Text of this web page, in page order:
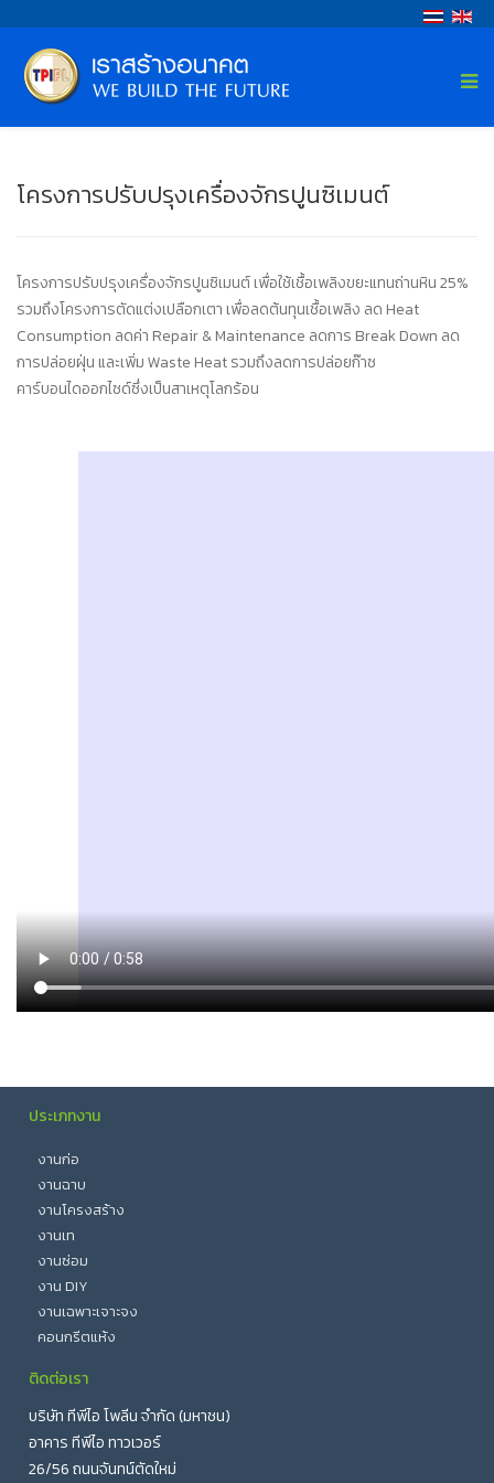
โครงการปรับปรุงเครื่องจักรปูนซิเมนต์
โครงการปรับปรุงเครื่องจักรปูนซิเมนต์ เพื่อใช้เชื้อเพลิงขยะแทนถ่านหิน 25%
รวมถึงโครงการตัดแต่งเปลือกเตา เพื่อลดต้นทุนเชื้อเพลิง ลด Heat
Consumption ลดค่า Repair & Maintenance ลดการ Break Down ลด
การปล่อยฝุ่น และเพิ่ม Waste Heat รวมถึงลดการปล่อยก๊าซ
คาร์บอนไดออกไซด์ซึ่งเป็นสาเหตุโลกร้อน
ประเภทงาน
งานก่อ
งานฉาบ
งานโครงสร้าง
งานเท
งานซ่อม
งาน DIY
งานเฉพาะเจาะจง
คอนกรีตแห้ง
ติดต่อเรา
บริษัท ทีพีไอ โพลีน จำกัด (มหาชน)
อาคาร ทีพีไอ ทาวเวอร์
26/56 ถนนจันทน์ตัดใหม่